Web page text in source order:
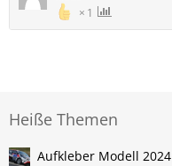
1
Heiße Themen
Aufkleber Modell 2024